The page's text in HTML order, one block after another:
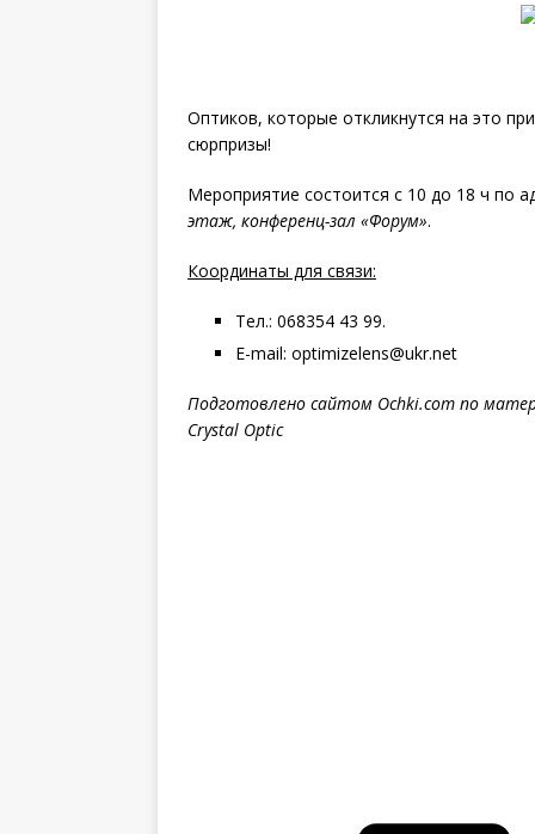
Оптиков, которые откликнутся на это
сюрпризы!
Мероприятие состоится с 10 до 18 ч по
этаж, конференц-зал «Форум».
Координаты для связи:
Тел.: 068354 43 99.
E-mail: optimizelens@ukr.net
Подготовлено сайтом Ochki.com по
Crystal Optic